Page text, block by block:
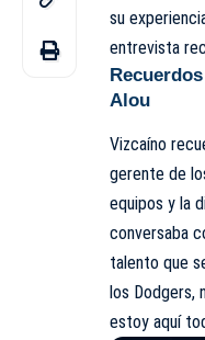
su
entrevista
Alou
Vizcaíno
gerente de
equipos y la
conversaba
talento que
los Dodgers,
estoy aquí